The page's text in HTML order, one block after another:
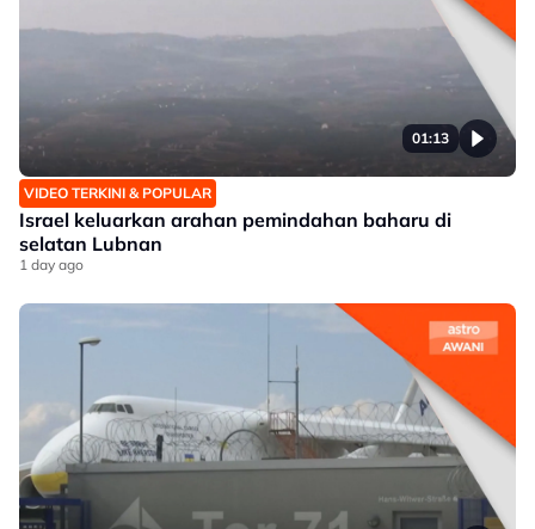
01:13
VIDEO TERKINI & POPULAR
Israel keluarkan arahan pemindahan baharu di
selatan Lubnan
1 day ago